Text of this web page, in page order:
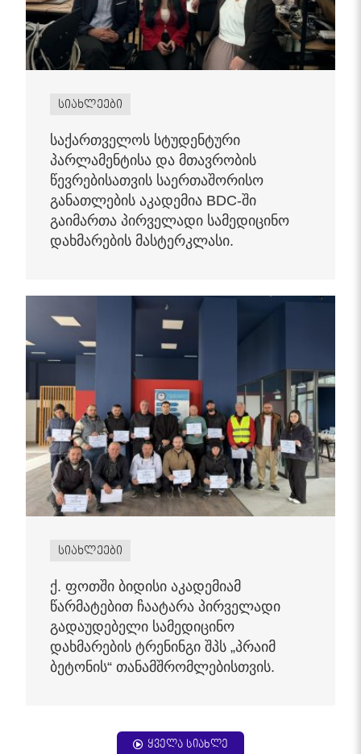
სიახლეები
საქართველოს სტუდენტური
პარლამენტისა და მთავრობის
წევრებისათვის საერთაშორისო
განათლების აკადემია BDC-ში
გაიმართა პირველადი სამედიცინო
დახმარების მასტერკლასი.
სიახლეები
ქ. ფოთში ბიდისი აკადემიამ
წარმატებით ჩაატარა პირველადი
გადაუდებელი სამედიცინო
დახმარების ტრენინგი შპს „პრაიმ
ბეტონის“ თანამშრომლებისთვის.
ყველა სიახლე